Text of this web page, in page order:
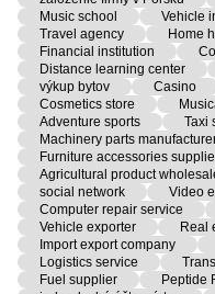
Music school
Vehicle
Travel agency
Home
Financial institution
Distance learning center
výkup bytov
Casino
Cosmetics store
Adventure sports
Taxi
Machinery parts
Furniture accessories
Agricultural product
social network
Video
Computer repair service
Vehicle exporter
Real
Import export company
Logistics service
Fuel supplier
Peptide